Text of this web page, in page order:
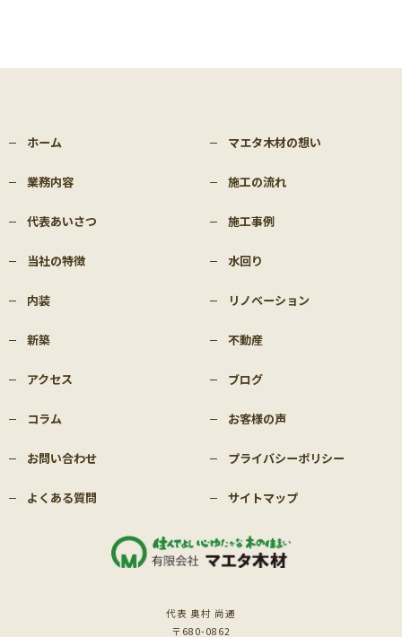
ホーム マエタ木材の想い
業務内容 施工の流れ
代表あいさつ 施工事例
当社の特徴 水回り
内装 リノベーション
新築 不動産
アクセス ブログ
コラム お客様の声
お問い合わせ プライバシーポリシー
よくある質問 サイトマップ
代表 奥村 尚通
〒680-0862